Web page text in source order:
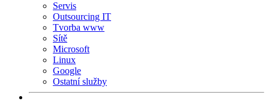
Servis
Outsourcing IT
Tvorba www
Sítě
Microsoft
Linux
Google
Ostatní služby